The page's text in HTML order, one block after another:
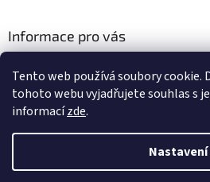
Tento web používá soubory cookie.
tohoto webu vyjadřujete souhlas s
informacízde.
Nastavení
Informace pro vás
Podmínky ochrany osobních údajů
Vytvořil